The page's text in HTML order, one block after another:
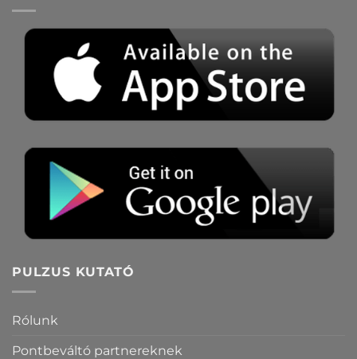
PULZUS KUTATÓ
Rólunk
Pontbeváltó partnereknek